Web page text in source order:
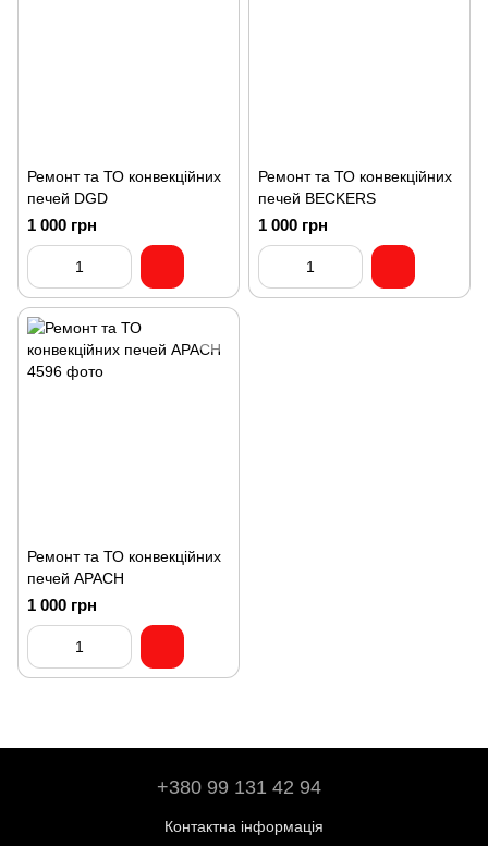
Ремонт та ТО конвекційних
печей DGD
1 000 грн
Ремонт та ТО конвекційних
печей BECKERS
1 000 грн
Ремонт та ТО конвекційних
печей APACH
1 000 грн
+380 99 131 42 94
Контактна інформація